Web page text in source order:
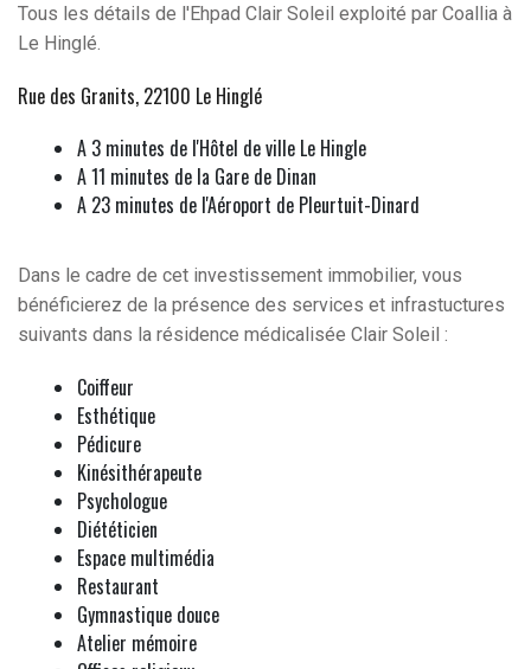
Tous les détails de l'Ehpad Clair Soleil exploité par Coallia à
Le Hinglé.
Rue des Granits, 22100 Le Hinglé
A 3 minutes de l'Hôtel de ville Le Hingle
A 11 minutes de la Gare de Dinan
A 23 minutes de l'Aéroport de Pleurtuit-Dinard
Dans le cadre de cet investissement immobilier, vous
bénéficierez de la présence des services et infrastuctures
suivants dans la résidence médicalisée Clair Soleil :
Coiffeur
Esthétique
Pédicure
Kinésithérapeute
Psychologue
Diététicien
Espace multimédia
Restaurant
Gymnastique douce
Atelier mémoire